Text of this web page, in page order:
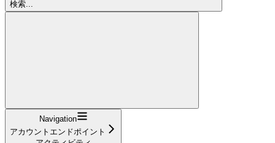
検索...
Navigation
アカウントエンドポイント